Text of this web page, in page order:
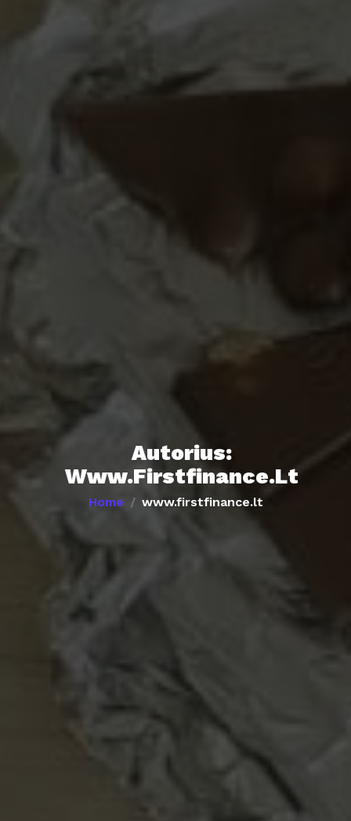
Autorius:
Www.firstfinance.lt
Home www.firstfinance.lt